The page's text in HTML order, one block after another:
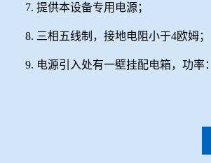
7. 提供本设备专用电源；
8. 三相 五线制，接地电阻小于4欧姆；
9. 电源引入处有一壁挂配电箱，功率：